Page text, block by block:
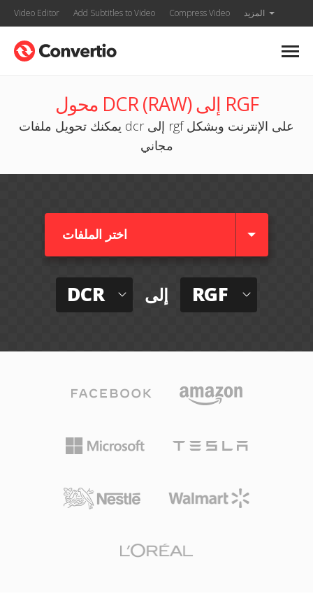
Video Editor Add Subtitles to Video Compress Video المزيد
محول DCR (RAW) إلى RGF
يمكنك تحويل ملفات dcr إلى rgf على الإنترنت وبشكل
مجاني
اختر الملفات
DCR إلى RGF